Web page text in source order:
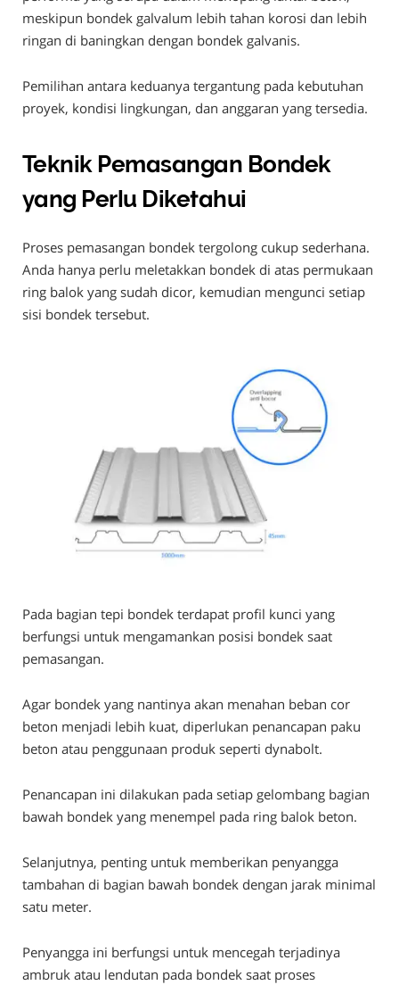
meskipun bondek galvalum lebih tahan korosi dan lebih
ringan di baningkan dengan bondek galvanis.
Pemilihan antara keduanya tergantung pada kebutuhan
proyek, kondisi lingkungan, dan anggaran yang tersedia.
Teknik Pemasangan Bondek
yang Perlu Diketahui
Proses pemasangan bondek tergolong cukup sederhana.
Anda hanya perlu meletakkan bondek di atas permukaan
ring balok yang sudah dicor, kemudian mengunci setiap
sisi bondek tersebut.
Pada bagian tepi bondek terdapat profil kunci yang
berfungsi untuk mengamankan posisi bondek saat
pemasangan.
Agar bondek yang nantinya akan menahan beban cor
beton menjadi lebih kuat, diperlukan penancapan paku
beton atau penggunaan produk seperti dynabolt.
Penancapan ini dilakukan pada setiap gelombang bagian
bawah bondek yang menempel pada ring balok beton.
Selanjutnya, penting untuk memberikan penyangga
tambahan di bagian bawah bondek dengan jarak minimal
satu meter.
Penyangga ini berfungsi untuk mencegah terjadinya
ambruk atau lendutan pada bondek saat proses